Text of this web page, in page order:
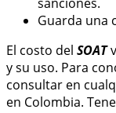
Guarda una
El costo del SOAT
y su uso. Para
consultar en
en Colombia.